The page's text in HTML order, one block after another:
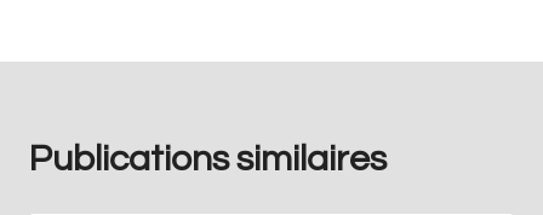
Publications similaires